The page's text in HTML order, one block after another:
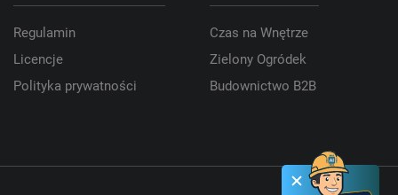
Regulamin
Licencje
Polityka prywatności
Czas na Wnętrze
Zielony Ogródek
Budownictwo B2B